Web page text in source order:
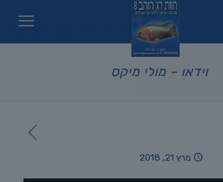
וידאו – מולי מיקס
מרץ 21, 2018